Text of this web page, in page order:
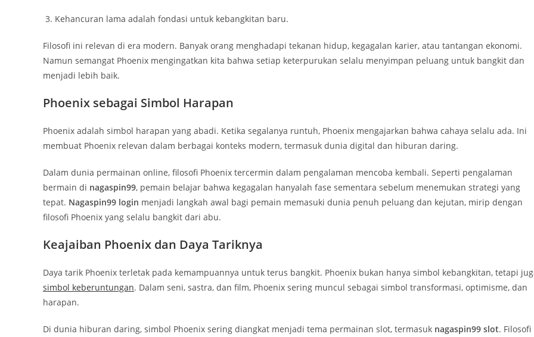
Kehancuran lama adalah fondasi untuk kebangkitan baru.
Filosofi ini relevan di era modern. Banyak orang menghadapi tekanan hidup, kegagalan karier, atau tantangan ekonomi.
Namun semangat Phoenix mengingatkan kita bahwa setiap keterpurukan selalu menyimpan peluang untuk bangkit dan
menjadi lebih baik.
Phoenix sebagai Simbol Harapan
Phoenix adalah simbol harapan yang abadi. Ketika segalanya runtuh, Phoenix mengajarkan bahwa cahaya selalu ada. Ini
membuat Phoenix relevan dalam berbagai konteks modern, termasuk dunia digital dan hiburan daring.
Dalam dunia permainan online, filosofi Phoenix tercermin dalam pengalaman mencoba kembali. Seperti pengalaman
bermain di nagaspin99, pemain belajar bahwa kegagalan hanyalah fase sementara sebelum menemukan strategi yang
tepat. Nagaspin99 login menjadi langkah awal bagi pemain memasuki dunia penuh peluang dan kejutan, mirip dengan
filosofi Phoenix yang selalu bangkit dari abu.
Keajaiban Phoenix dan Daya Tariknya
Daya tarik Phoenix terletak pada kemampuannya untuk terus bangkit. Phoenix bukan hanya simbol kebangkitan, tetapi
simbol keberuntungan. Dalam seni, sastra, dan film, Phoenix sering muncul sebagai simbol transformasi, optimisme, dan
harapan.
Di dunia hiburan daring, simbol Phoenix sering diangkat menjadi tema permainan slot, termasuk nagaspin99 slot. Filosofi